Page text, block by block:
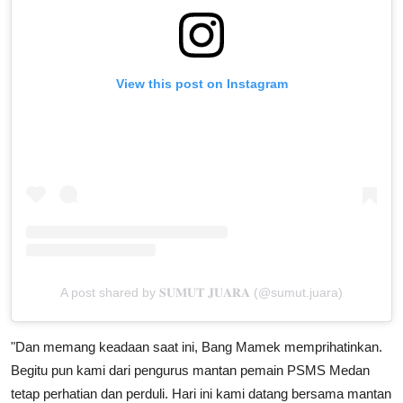
View this post on Instagram
A post shared by 𝐒𝐔𝐌𝐔𝐓 𝐉𝐔𝐀𝐑𝐀 (@sumut.juara)
"Dan memang keadaan saat ini, Bang Mamek memprihatinkan.
Begitu pun kami dari pengurus mantan pemain PSMS Medan
tetap perhatian dan perduli. Hari ini kami datang bersama mantan